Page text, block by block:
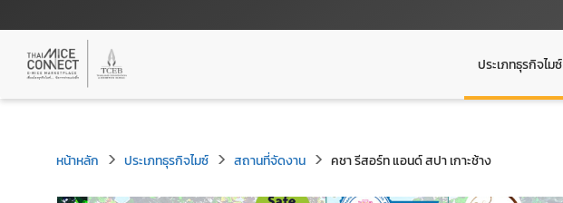
ประเภทธุรกิจไมซ์
หน้าหลัก ประเภทธุรกิจไมซ์ สถานที่จัดงาน คชา รีสอร์ท แอนด์ สปา เกาะช้าง